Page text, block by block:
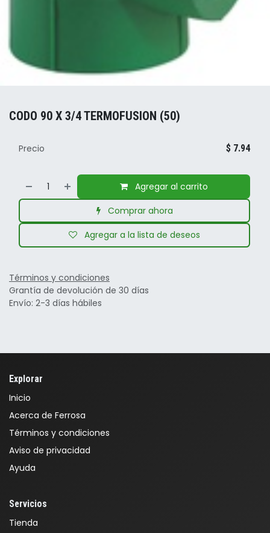
CODO 90 X 3/4 TERMOFUSION (50)
Agregar al carrito
Comprar ahora
Agregar a la lista de deseos
Precio $ 7.94
Términos y condiciones
Grantía de devolución de 30 días
Envío: 2-3 días hábiles
Explorar
Inicio
Acerca de Ferrosa
Términos y condiciones
Aviso de privacidad
Ayuda
Servicios
Tienda